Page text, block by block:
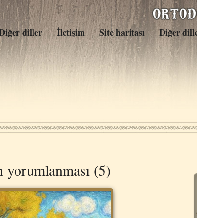
diller İletişim Site haritası Diğer
(5)